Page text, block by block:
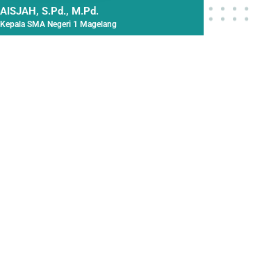
AISJAH, S.Pd., M.Pd.
Kepala SMA Negeri 1 Magelang